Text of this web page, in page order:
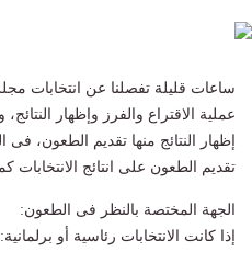
ساعات قليلة تفصلنا عن انتخابات
عملية الاقتراع والفرز وإظهار
إظهار النتائج منها تقديم الطعون،
تقديم الطعون على انتائج الانتخابات
الجهة المختصة بالنظر فى الطعون:
إذا كانت الانتخابات رئاسية أو برلمانية: